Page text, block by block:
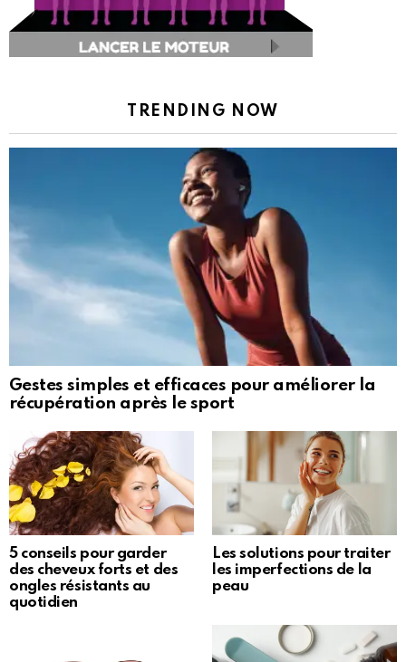
TRENDING NOW
Gestes simples et efficaces pour améliorer la
récupération après le sport
5 conseils pour garder
des cheveux forts et des
ongles résistants au
quotidien
Les solutions pour traiter
les imperfections de la
peau